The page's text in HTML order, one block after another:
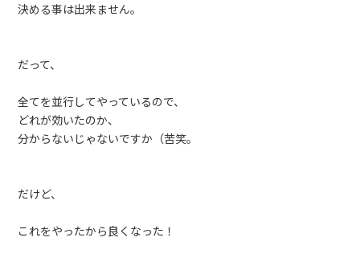
決める事は出来ません。
だって、
全てを並行してやっているので、
どれが効いたのか、
分からないじゃないですか（苦笑。
だけど、
これをやったから良くなった！